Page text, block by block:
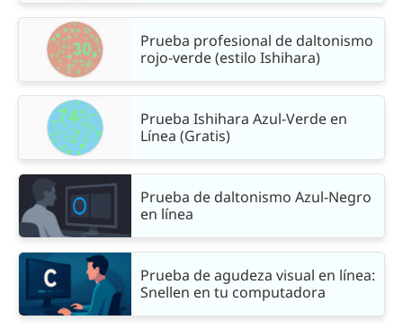
Prueba profesional de daltonismo
rojo-verde (estilo Ishihara)
Prueba Ishihara Azul-Verde en
Línea (Gratis)
Prueba de daltonismo Azul-Negro
en línea
Prueba de agudeza visual en línea:
Snellen en tu computadora